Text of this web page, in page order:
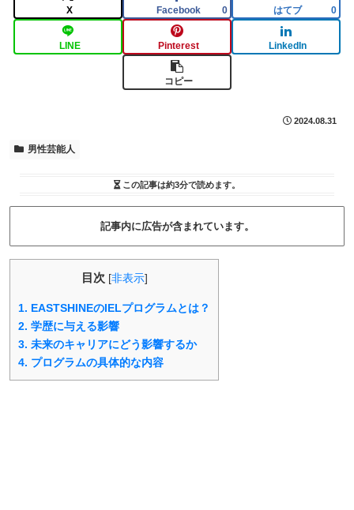
X Facebook 0 はてブ 0
LINE Pinterest LinkedIn
コピー
2024.08.31
男性芸能人
この記事は約3分で読めます。
記事内に広告が含まれています。
目次 [非表示]
1. EASTSHINEのIELプログラムとは？
2. 学歴に与える影響
3. 未来のキャリアにどう影響するか
4. プログラムの具体的な内容